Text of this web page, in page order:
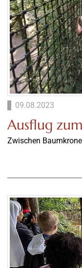
09.08.2023
Ausflug
Zwischen